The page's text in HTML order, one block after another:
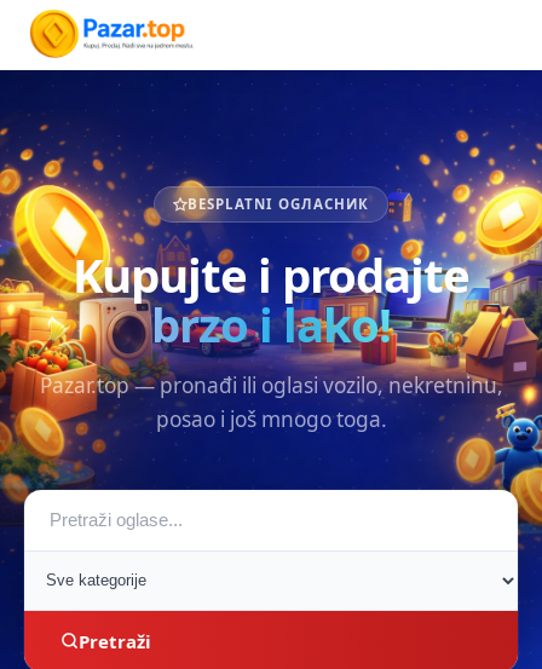
BESPLATNI OGЛАСНИК
Kupujte i prodajte
brzo i lako!
Pazar.top — pronađi ili oglasi vozilo, nekretninu,
posao i još mnogo toga.
Pretraži